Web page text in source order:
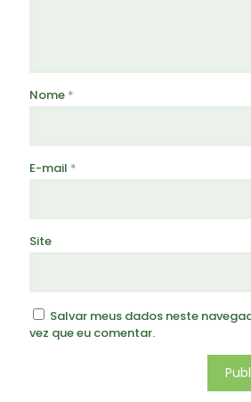
Nome *
E-mail *
Site
Salvar meus dados neste
vez que eu comentar.